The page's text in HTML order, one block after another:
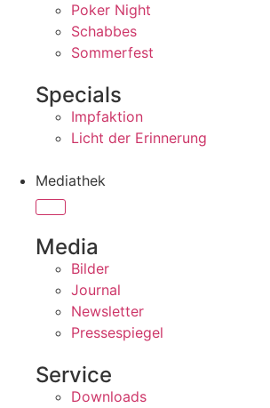
Poker Night
Schabbes
Sommerfest
Specials
Impfaktion
Licht der Erinnerung
Mediathek
Media
Bilder
Journal
Newsletter
Pressespiegel
Service
Downloads